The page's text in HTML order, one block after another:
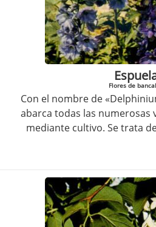
Flores de
Con el nombre de
abarca todas las numerosas
mediante cultivo. Se trata